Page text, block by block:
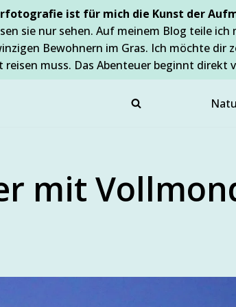
ist für mich die Kunst der
sie nur sehen. Auf meinem Blog teile
Bewohnern im Gras. Ich möchte
reisen muss. Das Abenteuer beginnt direkt
mit